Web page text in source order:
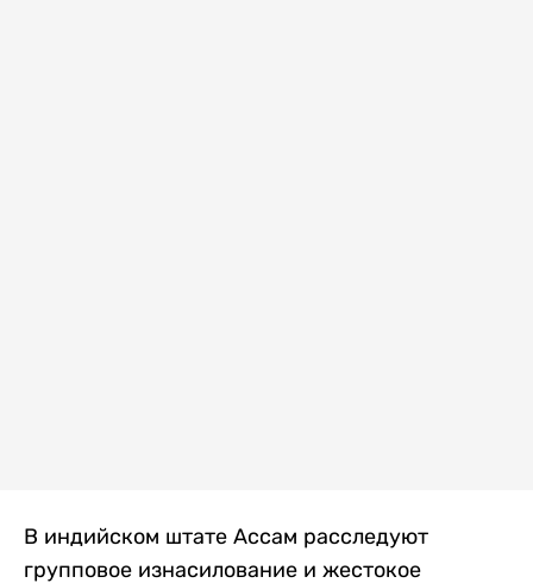
В индийском штате Ассам расследуют
групповое изнасилование и жестокое